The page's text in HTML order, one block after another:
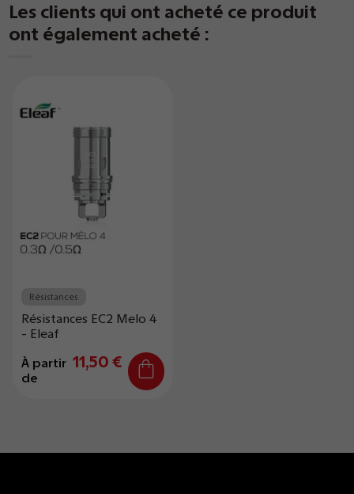
Les clients qui ont acheté ce produit
ont également acheté :
Résistances
Résistances EC2 Melo 4
- Eleaf
À partir
de
11,50 €